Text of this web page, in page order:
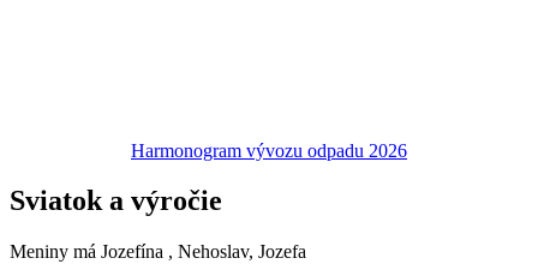
Harmonogram vývozu odpadu 2026
Sviatok a výročie
Meniny má Jozefína , Nehoslav, Jozefa